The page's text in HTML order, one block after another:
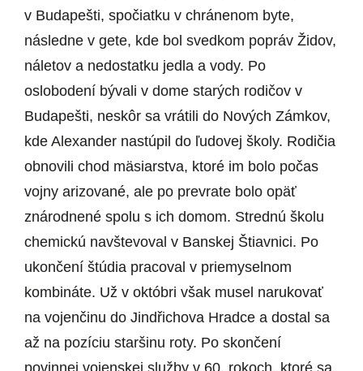
v Budapešti, spočiatku v chránenom byte,
následne v gete, kde bol svedkom popráv Židov,
náletov a nedostatku jedla a vody. Po
oslobodení bývali v dome starých rodičov v
Budapešti, neskôr sa vrátili do Nových Zámkov,
kde Alexander nastúpil do ľudovej školy. Rodičia
obnovili chod mäsiarstva, ktoré im bolo počas
vojny arizované, ale po prevrate bolo opäť
znárodnené spolu s ich domom. Strednú školu
chemickú navštevoval v Banskej Štiavnici. Po
ukončení štúdia pracoval v priemyselnom
kombináte. Už v októbri však musel narukovať
na vojenčinu do Jindřichova Hradce a dostal sa
až na pozíciu staršinu roty. Po skončení
povinnej vojenskej služby v 60. rokoch, ktoré sa